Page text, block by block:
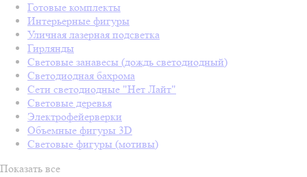
Готовые комплекты
Интерьерные фигуры
Уличная лазерная подсветка
Гирлянды
Световые занавесы (дождь светодиодный)
Светодиодная бахрома
Сети светодиодные "Нет Лайт"
Световые деревья
Электрофейерверки
Объемные фигуры 3D
Световые фигуры (мотивы)
Показать все